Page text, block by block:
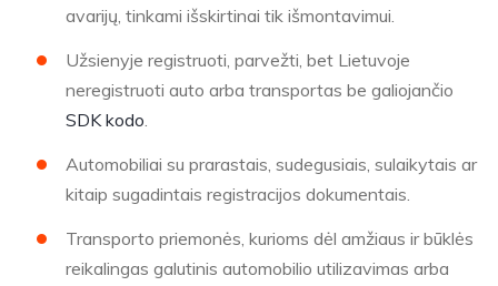
avarijų, tinkami išskirtinai tik išmontavimui.
Užsienyje registruoti, parvežti, bet Lietuvoje
neregistruoti auto arba transportas be galiojančio
SDK kodo.
Automobiliai su prarastais, sudegusiais, sulaikytais ar
kitaip sugadintais registracijos dokumentais.
Transporto priemonės, kurioms dėl amžiaus ir būklės
reikalingas galutinis automobilio utilizavimas arba